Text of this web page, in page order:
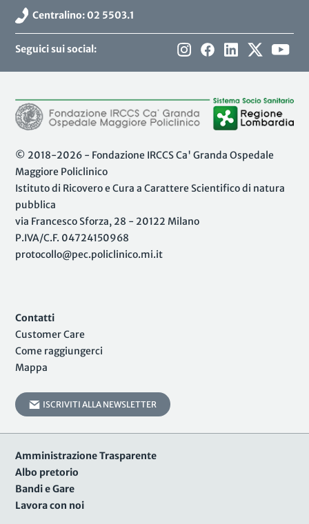
Centralino: 02 5503.1
Seguici sui social:
© 2018-2026 - Fondazione IRCCS Ca' Granda Ospedale
Maggiore Policlinico
Istituto di Ricovero e Cura a Carattere Scientifico di natura
pubblica
via Francesco Sforza, 28 - 20122 Milano
P.IVA/C.F. 04724150968
protocollo@pec.policlinico.mi.it
Contatti
Customer Care
Come raggiungerci
Mappa
ISCRIVITI ALLA NEWSLETTER
Amministrazione Trasparente
Albo pretorio
Bandi e Gare
Lavora con noi